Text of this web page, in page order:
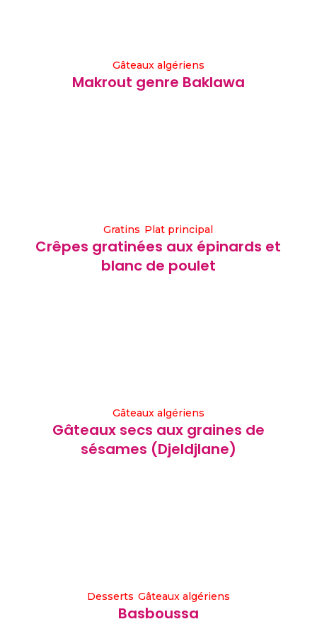
Gâteaux algériens
Makrout genre Baklawa
Gratins Plat principal
Crêpes gratinées aux épinards et
blanc de poulet
Gâteaux algériens
Gâteaux secs aux graines de
sésames (Djeldjlane)
Desserts Gâteaux algériens
Basboussa